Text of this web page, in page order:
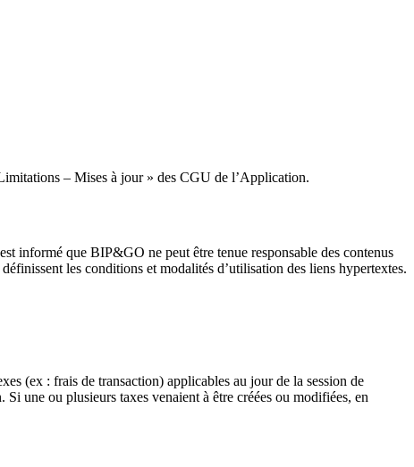
– Mises à jour » des CGU de l’Application.
informé que BIP&GO ne peut être tenue responsable des contenus
les conditions et modalités d’utilisation des liens hypertextes.
(ex : frais de transaction) applicables au jour de la session de
une ou plusieurs taxes venaient à être créées ou modifiées, en